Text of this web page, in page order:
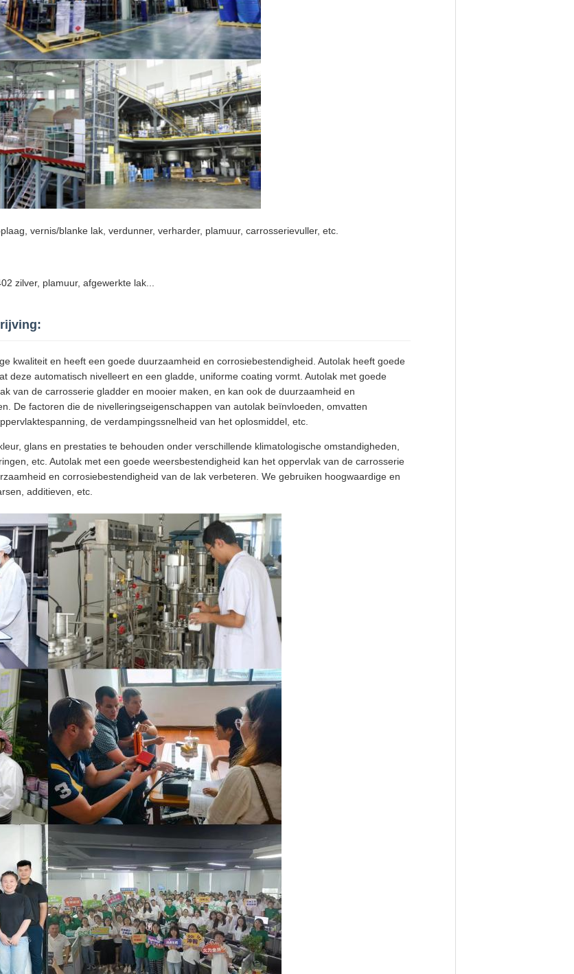
vernis/blanke lak, verdunner, verharder, plamuur, carrosserievuller, etc.
zilver, plamuur, afgewerkte lak...
kwaliteit en heeft een goede duurzaamheid en corrosiebestendigheid. Autolak heeft goede
deze automatisch nivelleert en een gladde, uniforme coating vormt. Autolak met goede
van de carrosserie gladder en mooier maken, en kan ook de duurzaamheid en
De factoren die de nivelleringseigenschappen van autolak beïnvloeden, omvatten
de verdampingssnelheid van het oplosmiddel, etc.
glans en prestaties te behouden onder verschillende klimatologische omstandigheden,
etc. Autolak met een goede weersbestendigheid kan het oppervlak van de carrosserie
en corrosiebestendigheid van de lak verbeteren. We gebruiken hoogwaardige en
additieven, etc.